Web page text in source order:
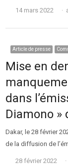
14 mars 2022
Article de presse
Mise en
dans
Diamono »
Dakar, le 28 février
de la diffusion de
28 février 2022